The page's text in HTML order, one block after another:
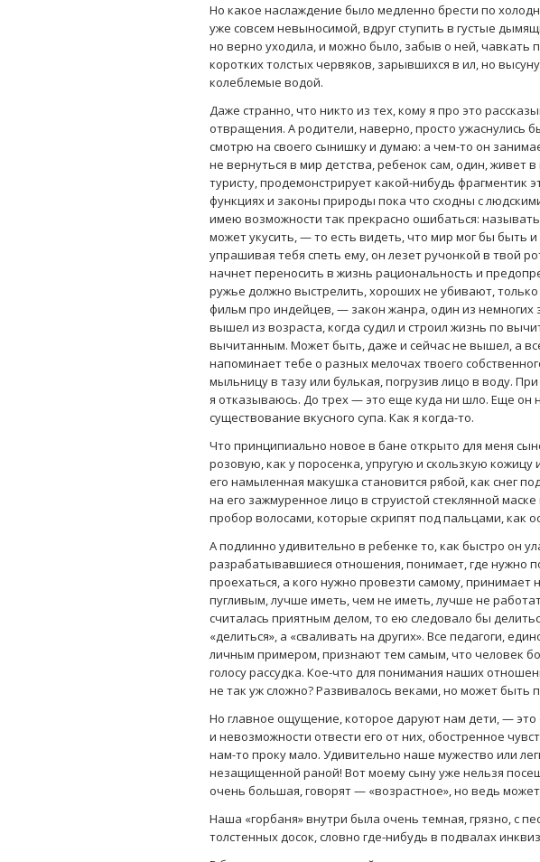
Но какое наслаждение было медленно брести по
уже совсем невыносимой, вдруг ступить в густые
но верно уходила, и можно было, забыв о ней, чавкать
коротких толстых червяков, зарывшихся в ил, но
колеблемые водой.
Даже странно, что никто из тех, кому я про это
отвращения. А родители, наверно, просто ужаснулись
смотрю на своего сынишку и думаю: а чем-то он
не вернуться в мир детства, ребенок сам, один, живет
туристу, продемонстрирует какой-нибудь фрагментик
функциях и законы природы пока что сходны с
имею возможности так прекрасно ошибаться:
может укусить, — то есть видеть, что мир мог бы быть
упрашивая тебя спеть ему, он лезет ручонкой в твой
начнет переносить в жизнь рациональность и
ружье должно выстрелить, хороших не убивают,
фильм про индейцев, — закон жанра, один из немногих
вышел из возраста, когда судил и строил жизнь по
вычитанным. Может быть, даже и сейчас не вышел, а
напоминает тебе о разных мелочах твоего
мыльницу в тазу или булькая, погрузив лицо в воду.
я отказываюсь. До трех — это еще куда ни шло. Еще он
существование вкусного супа. Как я когда-то.
Что принципиально новое в бане открыто для меня
розовую, как у поросенка, упругую и скользкую
его намыленная макушка становится рябой, как снег
на его зажмуренное лицо в струистой стеклянной
пробор волосами, которые скрипят под пальцами, как
А подлинно удивительно в ребенке то, как быстро он
разрабатывавшиеся отношения, понимает, где нужно
проехаться, а кого нужно провезти самому,
пугливым, лучше иметь, чем не иметь, лучше не
считалась приятным делом, то ею следовало бы
«делиться», а «сваливать на других». Все педагоги,
личным примером, признают тем самым, что человек
голосу рассудка. Кое-что для понимания наших
не так уж сложно? Развивалось веками, но может быть
Но главное ощущение, которое даруют нам дети, —
и невозможности отвести его от них, обостренное
нам-то проку мало. Удивительно наше мужество или
незащищенной раной! Вот моему сыну уже нельзя
очень большая, говорят — «возрастное», но ведь
Наша «горбаня» внутри была очень темная, грязно, с
толстенных досок, словно где-нибудь в подвалах